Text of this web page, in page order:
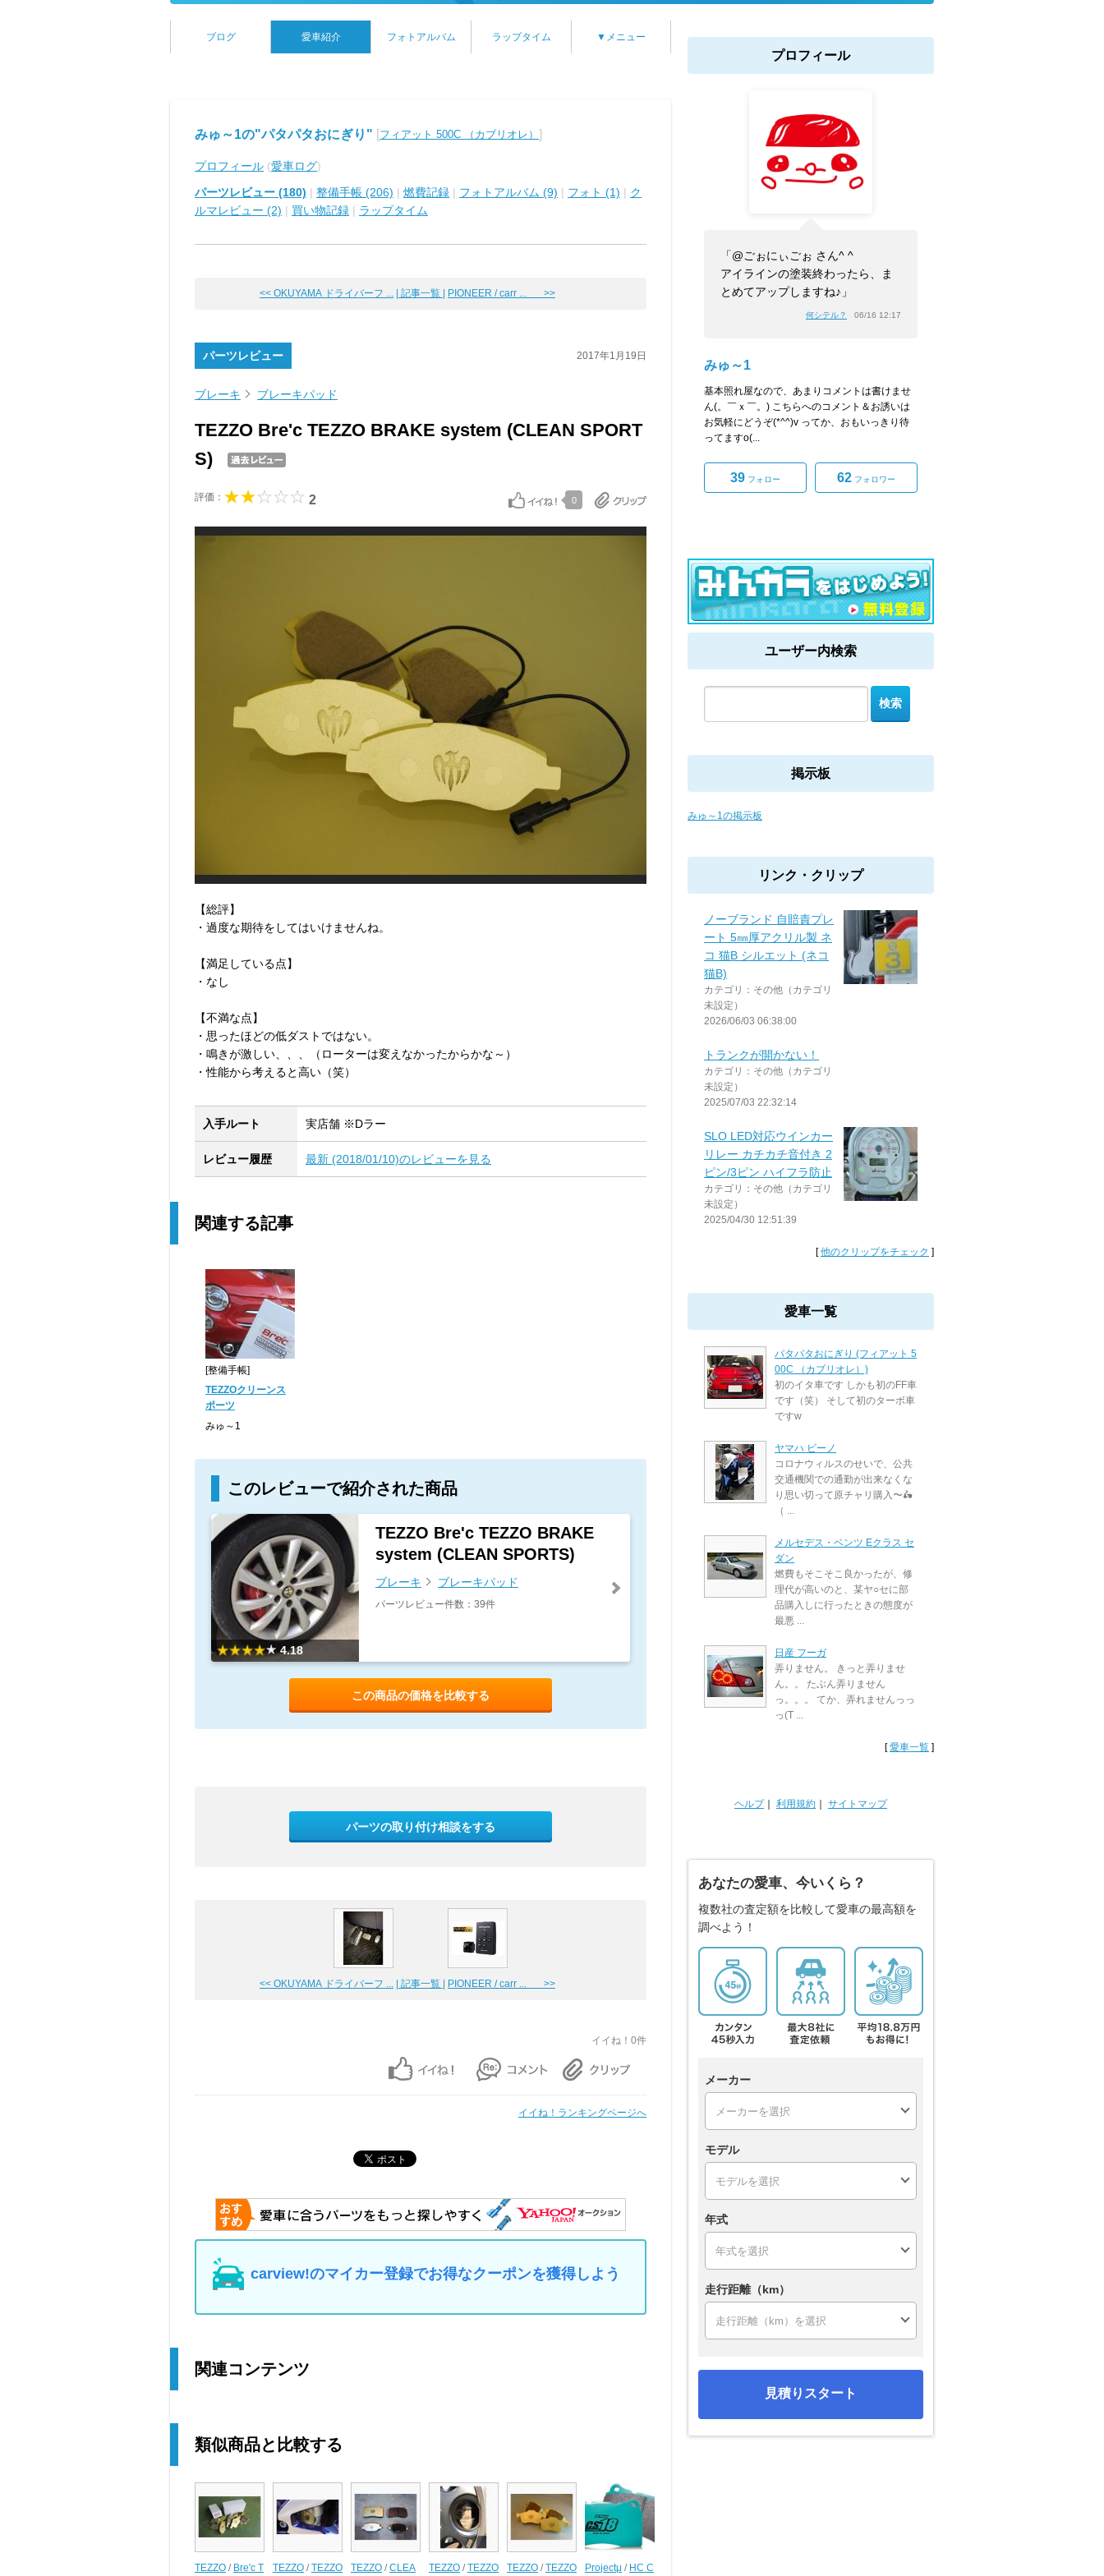
ブログ 愛車紹介 フォトアルバム ラップタイム ▼メニュー
みゅ～1の"パタパタおにぎり" [フィアット 500C （カブリオレ） ]
プロフィール (愛車ログ)
パーツレビュー (180) | 整備手帳 (206) | 燃費記録 | フォトアルバム (9) | フォト (1) | ク
ルマレビュー (2) | 買い物記録 | ラップタイム
<< OKUYAMA ドライバーフ ... | 記事一覧 | PIONEER / carr ... >>
パーツレビュー 2017年1月19日
ブレーキ ブレーキパッド
TEZZO Bre'c TEZZO BRAKE system (CLEAN SPORT
S)
評価： 2 0
【総評】
・過度な期待をしてはいけませんね。
【満足している点】
・なし
【不満な点】
・思ったほどの低ダストではない。
・鳴きが激しい、、、（ローターは変えなかったからかな～）
・性能から考えると高い（笑）
入手ルート 実店舗 ※Dラー
レビュー履歴 最新 (2018/01/10)のレビューを見る
関連する記事
[整備手帳]
TEZZOクリーンス
ポーツ
みゅ～1
このレビューで紹介された商品
4.18
TEZZO Bre'c TEZZO BRAKE
system (CLEAN SPORTS)
ブレーキ ブレーキパッド
パーツレビュー件数：39件
この商品の価格を比較する
パーツの取り付け相談をする
<< OKUYAMA ドライバーフ ... | 記事一覧 | PIONEER / carr ... >>
イイね！0件
イイね！ランキングページへ
carview!のマイカー登録でお得なクーポンを獲得しよう
関連コンテンツ
類似商品と比較する
TEZZO / Bre'c T TEZZO /TEZZO TEZZO /CLEA TEZZO /TEZZO TEZZO /TEZZO Projectμ / HC C
プロフィール
「@ごぉにぃごぉ さん^ ^
アイラインの塗装終わったら、ま
とめてアップしますね♪」
何シテル？ 06/16 12:17
みゅ～1
基本照れ屋なので、あまりコメントは書けませ
ん(。￣ｘ￣。) こちらへのコメント＆お誘いは
お気軽にどうぞ(*^^)v ってか、おもいっきり待
ってますo(...
39 フォロー 62 フォロワー
ユーザー内検索
掲示板
みゅ～1の掲示板
リンク・クリップ
ノーブランド 自賠責プレ
ート 5㎜厚アクリル製 ネ
コ 猫B シルエット (ネコ
猫B)
カテゴリ：その他（カテゴリ
未設定）
2026/06/03 06:38:00
トランクが開かない！
カテゴリ：その他（カテゴリ
未設定）
2025/07/03 22:32:14
SLO LED対応ウインカー
リレー カチカチ音付き 2
ピン/3ピン ハイフラ防止
カテゴリ：その他（カテゴリ
未設定）
2025/04/30 12:51:39
[他のクリップをチェック ]
愛車一覧
パタパタおにぎり (フィアット 5
00C （カブリオレ）)
初のイタ車です しかも初のFF車
です（笑） そして初のターボ車
ですw
ヤマハ ビーノ
コロナウィルスのせいで、公共
交通機関での通勤が出来なくな
り思い切って原チャリ購入〜🛵
（ ...
メルセデス・ベンツ Eクラス セ
ダン
燃費もそこそこ良かったが、修
理代が高いのと、某ヤ○セに部
品購入しに行ったときの態度が
最悪 ...
日産 フーガ
弄りません。 きっと弄りませ
ん。。 たぶん弄りません
っ。。。 てか、弄れませんっっ
っ(T ...
[愛車一覧 ]
ヘルプ｜ 利用規約 サイトマップ
あなたの愛車、今いくら？
複数社の査定額を比較して愛車の最高額を
調べよう！
メーカー
モデル
年式
走行距離（km）
見積りスタート